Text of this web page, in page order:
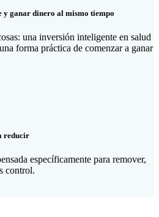
y ganar dinero al mismo tiempo
una inversión inteligente en salud
forma práctica de comenzar a ganar
reducir
específicamente para remover,
control.